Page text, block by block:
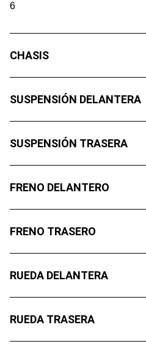
6
CHASIS
SUSPENSIÓN DELANTERA
SUSPENSIÓN TRASERA
FRENO DELANTERO
FRENO TRASERO
RUEDA DELANTERA
RUEDA TRASERA